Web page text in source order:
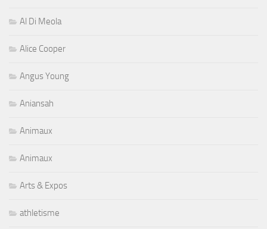
Al Di Meola
Alice Cooper
Angus Young
Aniansah
Animaux
Animaux
Arts & Expos
athletisme